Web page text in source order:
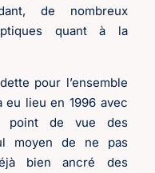
de nombreux
quant à la
pour l’ensemble
eu lieu en 1996 avec
point de vue des
moyen de ne pas
bien ancré des